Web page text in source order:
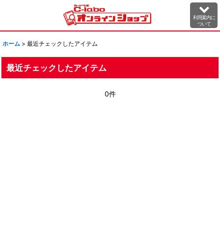
利用案内に
ついて
ホーム > 最近チェックしたアイテム
最近チェックしたアイテム
0件